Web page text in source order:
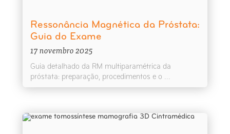
Ressonância Magnética da Próstata:
Guia do Exame
17 novembro 2025
Guia detalhado da RM multiparamétrica da
próstata: preparação, procedimentos e o ...